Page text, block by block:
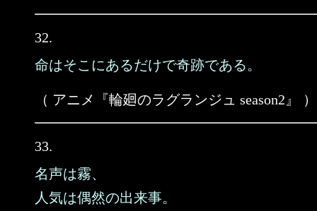
32.
命はそこにあるだけで奇跡である。
（ アニメ『輪廻のラグランジュ season2』 ）
33.
名声は霧、
人気は偶然の出来事。